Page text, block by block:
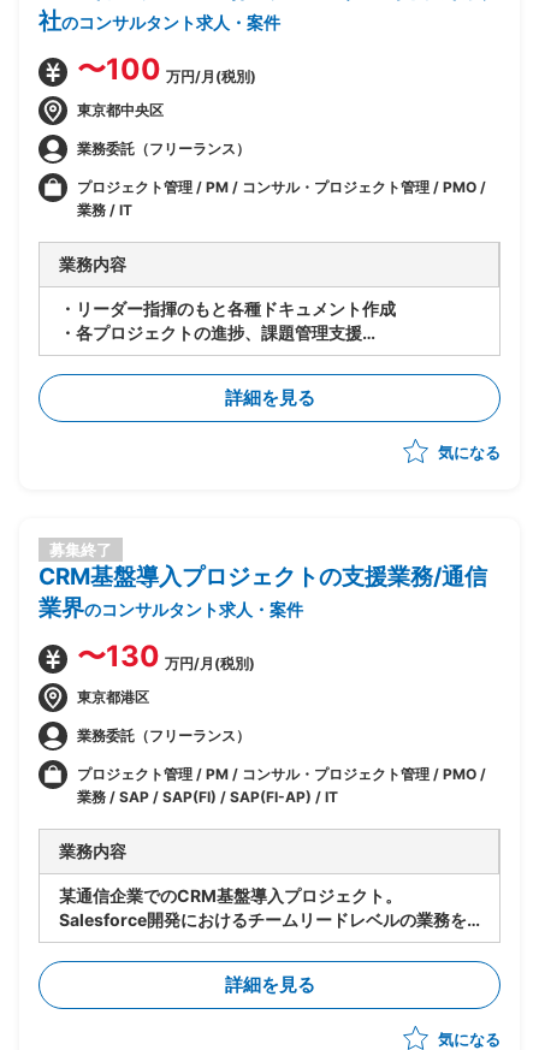
社のコンサルタント求人・案件
〜100 万円/月(税別)
東京都中央区
業務委託（フリーランス）
プロジェクト管理 / PM / コンサル・プロジェクト管理 / PMO /
業務 / IT
業務内容
・リーダー指揮のもと各種ドキュメント作成
・各プロジェクトの進捗、課題管理支援
・会議体の運営及び報告書作成等
詳細を見る
気になる
募集終了
CRM基盤導入プロジェクトの支援業務/通信
業界のコンサルタント求人・案件
〜130 万円/月(税別)
東京都港区
業務委託（フリーランス）
プロジェクト管理 / PM / コンサル・プロジェクト管理 / PMO /
業務 / SAP / SAP(FI) / SAP(FI-AP) / IT
業務内容
某通信企業でのCRM基盤導入プロジェクト。
Salesforce開発におけるチームリードレベルの業務を
想定。(※テストフェーズ)
・Defect対応に関わる設計修正・開発・UTなどの設計
書およびコードのレビュー
・その他移行対応に向けたSalesforceテクニカル観点
詳細を見る
気になる